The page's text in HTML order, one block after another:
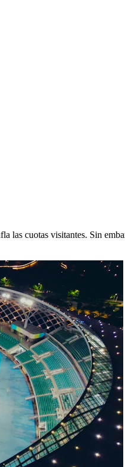
las cuotas visitantes. Sin